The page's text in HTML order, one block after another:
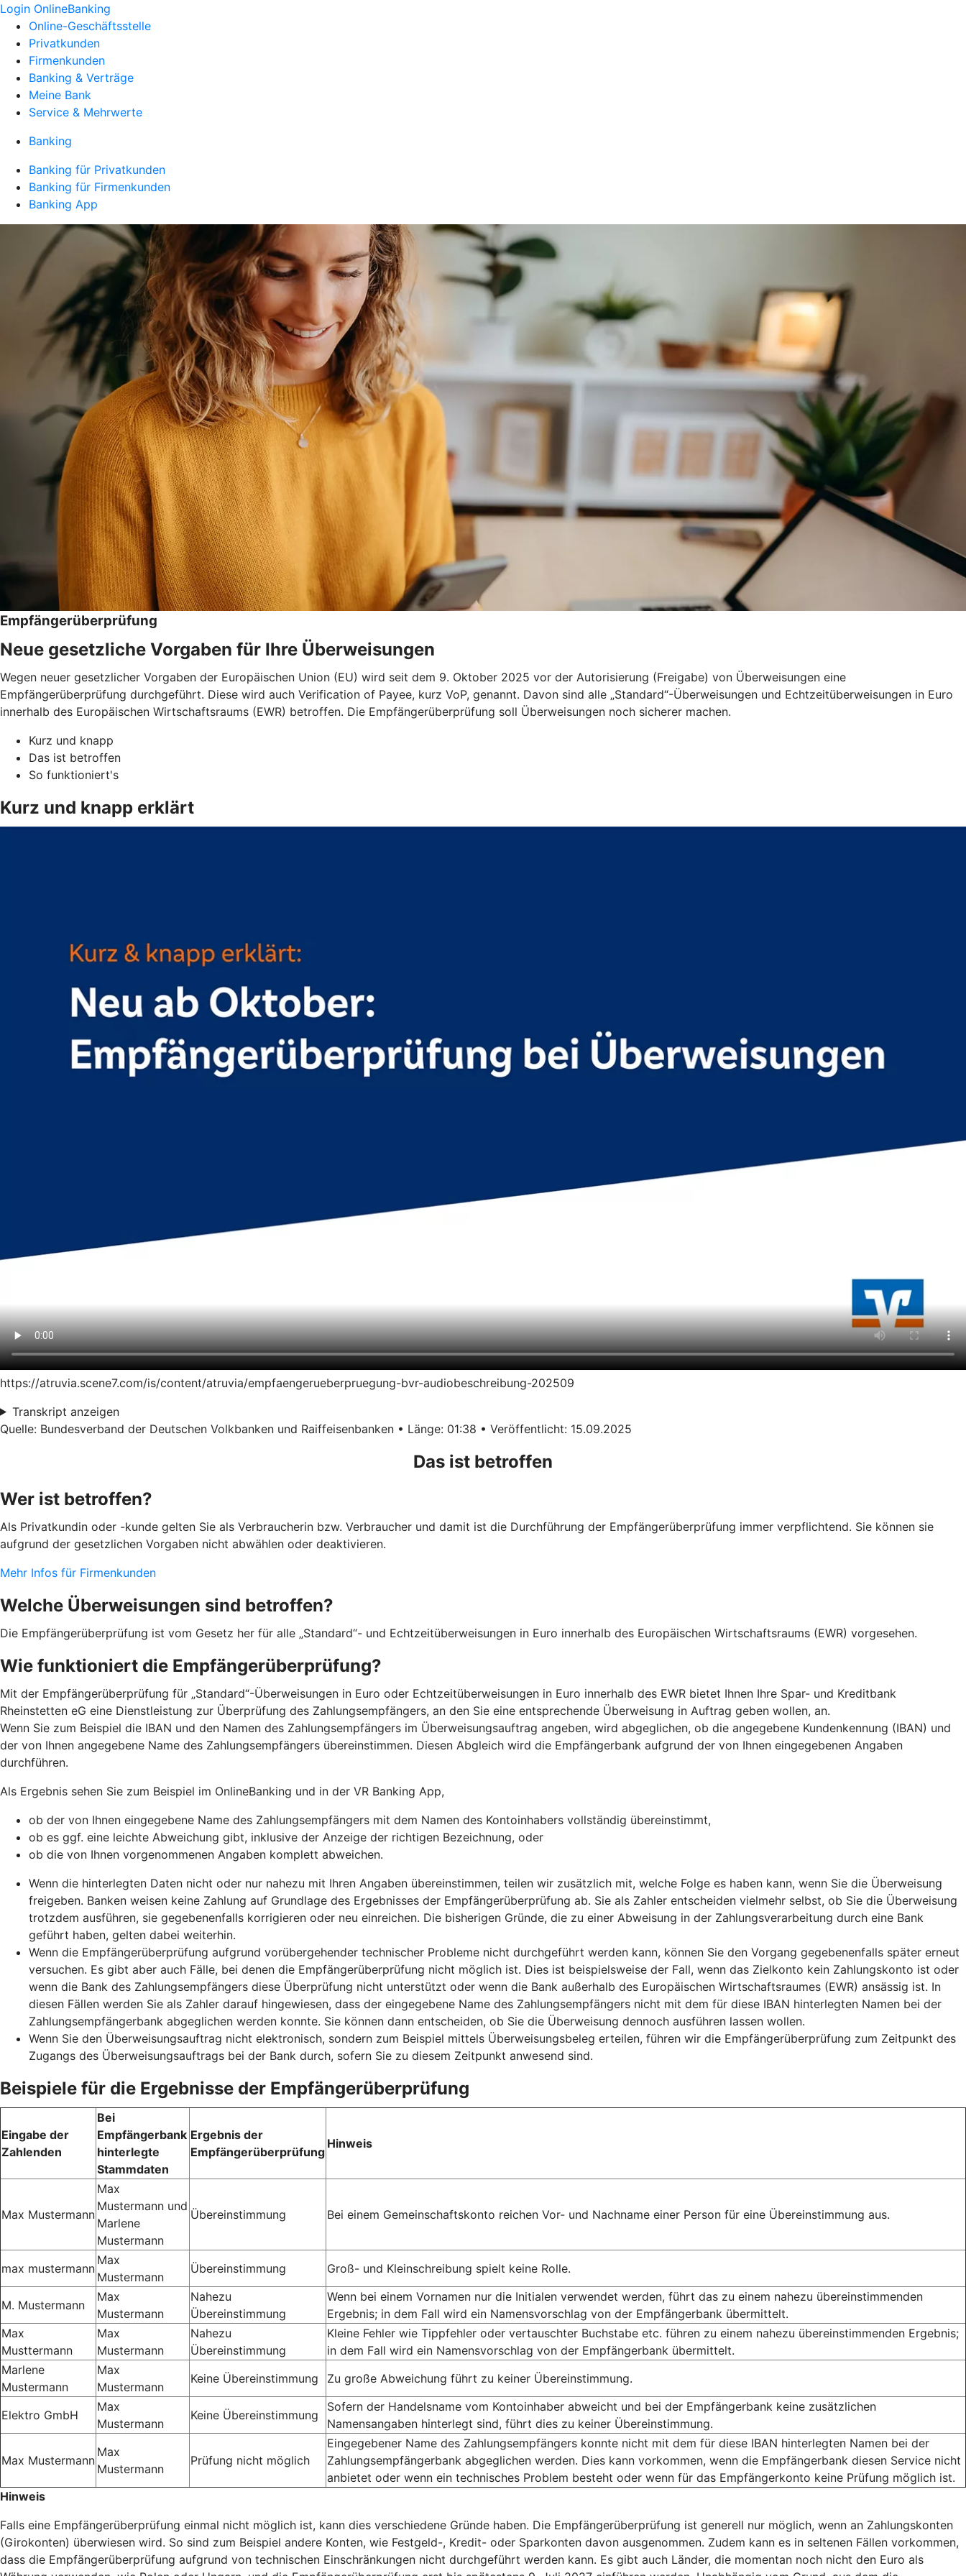
Login OnlineBanking
Online-Geschäftsstelle
Privatkunden
Firmenkunden
Banking & Verträge
Meine Bank
Service & Mehrwerte
Banking
Banking für Privatkunden
Banking für Firmenkunden
Banking App
Empfängerüberprüfung
Neue gesetzliche Vorgaben für Ihre Überweisungen
Wegen neuer gesetzlicher Vorgaben der Europäischen Union (EU) wird seit dem 9. Oktober 2025 vor der Autorisierung (Freigabe) von Überweisungen eine
Empfängerüberprüfung durchgeführt. Diese wird auch Verification of Payee, kurz VoP, genannt. Davon sind alle „Standard“-Überweisungen und Echtzeitüberweisungen in Euro
innerhalb des Europäischen Wirtschaftsraums (EWR) betroffen. Die Empfängerüberprüfung soll Überweisungen noch sicherer machen.
Kurz und knapp
Das ist betroffen
So funktioniert's
Kurz und knapp erklärt
https://atruvia.scene7.com/is/content/atruvia/empfaengerueberpruegung-bvr-audiobeschreibung-202509
Transkript anzeigen
Quelle: Bundesverband der Deutschen Volkbanken und Raiffeisenbanken • Länge: 01:38 • Veröffentlicht: 15.09.2025
Das ist betroffen
Wer ist betroffen?
Als Privatkundin oder -kunde gelten Sie als Verbraucherin bzw. Verbraucher und damit ist die Durchführung der Empfängerüberprüfung immer verpflichtend. Sie können sie
aufgrund der gesetzlichen Vorgaben nicht abwählen oder deaktivieren.
Mehr Infos für Firmenkunden
Welche Überweisungen sind betroffen?
Die Empfängerüberprüfung ist vom Gesetz her für alle „Standard“- und Echtzeitüberweisungen in Euro innerhalb des Europäischen Wirtschaftsraums (EWR) vorgesehen.
Wie funktioniert die Empfängerüberprüfung?
Mit der Empfängerüberprüfung für „Standard“-Überweisungen in Euro oder Echtzeitüberweisungen in Euro innerhalb des EWR bietet Ihnen Ihre Spar- und Kreditbank
Rheinstetten eG eine Dienstleistung zur Überprüfung des Zahlungsempfängers, an den Sie eine entsprechende Überweisung in Auftrag geben wollen, an.
Wenn Sie zum Beispiel die IBAN und den Namen des Zahlungsempfängers im Überweisungsauftrag angeben, wird abgeglichen, ob die angegebene Kundenkennung (IBAN) und
der von Ihnen angegebene Name des Zahlungsempfängers übereinstimmen. Diesen Abgleich wird die Empfängerbank aufgrund der von Ihnen eingegebenen Angaben
durchführen.
Als Ergebnis sehen Sie zum Beispiel im OnlineBanking und in der VR Banking App,
ob der von Ihnen eingegebene Name des Zahlungsempfängers mit dem Namen des Kontoinhabers vollständig übereinstimmt,
ob es ggf. eine leichte Abweichung gibt, inklusive der Anzeige der richtigen Bezeichnung, oder
ob die von Ihnen vorgenommenen Angaben komplett abweichen.
Wenn die hinterlegten Daten nicht oder nur nahezu mit Ihren Angaben übereinstimmen, teilen wir zusätzlich mit, welche Folge es haben kann, wenn Sie die Überweisung
freigeben. Banken weisen keine Zahlung auf Grundlage des Ergebnisses der Empfängerüberprüfung ab. Sie als Zahler entscheiden vielmehr selbst, ob Sie die Überweisung
trotzdem ausführen, sie gegebenenfalls korrigieren oder neu einreichen. Die bisherigen Gründe, die zu einer Abweisung in der Zahlungsverarbeitung durch eine Bank
geführt haben, gelten dabei weiterhin.
Wenn die Empfängerüberprüfung aufgrund vorübergehender technischer Probleme nicht durchgeführt werden kann, können Sie den Vorgang gegebenenfalls später erneut
versuchen. Es gibt aber auch Fälle, bei denen die Empfängerüberprüfung nicht möglich ist. Dies ist beispielsweise der Fall, wenn das Zielkonto kein Zahlungskonto ist oder
wenn die Bank des Zahlungsempfängers diese Überprüfung nicht unterstützt oder wenn die Bank außerhalb des Europäischen Wirtschaftsraumes (EWR) ansässig ist. In
diesen Fällen werden Sie als Zahler darauf hingewiesen, dass der eingegebene Name des Zahlungsempfängers nicht mit dem für diese IBAN hinterlegten Namen bei der
Zahlungsempfängerbank abgeglichen werden konnte. Sie können dann entscheiden, ob Sie die Überweisung dennoch ausführen lassen wollen.
Wenn Sie den Überweisungsauftrag nicht elektronisch, sondern zum Beispiel mittels Überweisungsbeleg erteilen, führen wir die Empfängerüberprüfung zum Zeitpunkt des
Zugangs des Überweisungsauftrags bei der Bank durch, sofern Sie zu diesem Zeitpunkt anwesend sind.
Beispiele für die Ergebnisse der Empfängerüberprüfung
Eingabe der
Zahlenden
Bei
Empfängerbank
hinterlegte
Stammdaten
Ergebnis der
Empfängerüberprüfung
Hinweis
Max Mustermann
Max
Mustermann und
Marlene
Mustermann
Übereinstimmung Bei einem Gemeinschaftskonto reichen Vor- und Nachname einer Person für eine Übereinstimmung aus.
max mustermann
Max
Mustermann
Übereinstimmung Groß- und Kleinschreibung spielt keine Rolle.
M. Mustermann
Max
Mustermann
Nahezu
Übereinstimmung
Wenn bei einem Vornamen nur die Initialen verwendet werden, führt das zu einem nahezu übereinstimmenden
Ergebnis; in dem Fall wird ein Namensvorschlag von der Empfängerbank übermittelt.
Max
Musttermann
Max
Mustermann
Nahezu
Übereinstimmung
Kleine Fehler wie Tippfehler oder vertauschter Buchstabe etc. führen zu einem nahezu übereinstimmenden Ergebnis;
in dem Fall wird ein Namensvorschlag von der Empfängerbank übermittelt.
Marlene
Mustermann
Max
Mustermann
Keine Übereinstimmung Zu große Abweichung führt zu keiner Übereinstimmung.
Elektro GmbH
Max
Mustermann
Keine Übereinstimmung
Sofern der Handelsname vom Kontoinhaber abweicht und bei der Empfängerbank keine zusätzlichen
Namensangaben hinterlegt sind, führt dies zu keiner Übereinstimmung.
Max Mustermann
Max
Mustermann
Prüfung nicht möglich
Eingegebener Name des Zahlungsempfängers konnte nicht mit dem für diese IBAN hinterlegten Namen bei der
Zahlungsempfängerbank abgeglichen werden. Dies kann vorkommen, wenn die Empfängerbank diesen Service nicht
anbietet oder wenn ein technisches Problem besteht oder wenn für das Empfängerkonto keine Prüfung möglich ist.
Hinweis
Falls eine Empfängerüberprüfung einmal nicht möglich ist, kann dies verschiedene Gründe haben. Die Empfängerüberprüfung ist generell nur möglich, wenn an Zahlungskonten
(Girokonten) überwiesen wird. So sind zum Beispiel andere Konten, wie Festgeld-, Kredit- oder Sparkonten davon ausgenommen. Zudem kann es in seltenen Fällen vorkommen,
dass die Empfängerüberprüfung aufgrund von technischen Einschränkungen nicht durchgeführt werden kann. Es gibt auch Länder, die momentan noch nicht den Euro als